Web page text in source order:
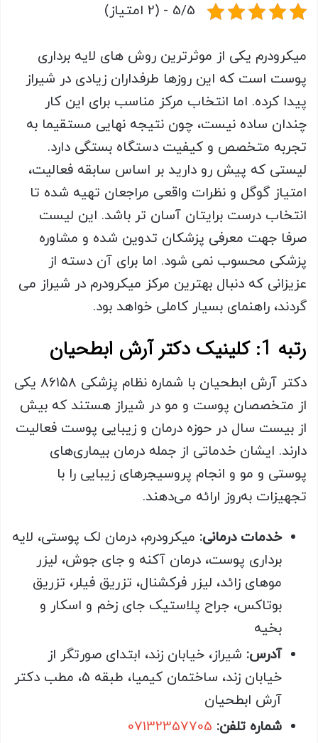
5/5 - (2 امتیاز)
میکرودرم یکی از موثرترین روش های لایه برداری
پوست است که این روزها طرفداران زیادی در شیراز
پیدا کرده. اما انتخاب مرکز مناسب برای این کار
چندان ساده نیست، چون نتیجه نهایی مستقیما به
تجربه متخصص و کیفیت دستگاه بستگی دارد.
لیستی که پیش رو دارید بر اساس سابقه فعالیت،
امتیاز گوگل و نظرات واقعی مراجعان تهیه شده تا
انتخاب درست برایتان آسان تر باشد. این لیست
صرفا جهت معرفی پزشکان تدوین شده و مشاوره
پزشکی محسوب نمی شود. اما برای آن دسته از
عزیزانی که دنبال بهترین مرکز میکرودرم در شیراز می
گردند، راهنمای بسیار کاملی خواهد بود.
رتبه 1: کلینیک دکتر آرش ابطحیان
دکتر آرش ابطحیان با شماره نظام پزشکی ۸۶۱۵۸ یکی
از متخصصان پوست و مو در شیراز هستند که بیش
از بیست سال در حوزه درمان و زیبایی پوست فعالیت
دارند. ایشان خدماتی از جمله درمان بیماری‌های
پوستی و مو و انجام پروسیجرهای زیبایی را با
تجهیزات به‌روز ارائه می‌دهند.
خدمات درمانی: میکرودرم، درمان لک پوستی، لایه
برداری پوست، درمان آکنه و جای جوش، لیزر
موهای زائد، لیزر فرکشنال، تزریق فیلر، تزریق
بوتاکس، جراح پلاستیک جای زخم و اسکار و
بخیه
آدرس: شیراز، خیابان زند، ابتدای صورتگر از
خیابان زند، ساختمان کیمیا، طبقه 5، مطب دکتر
آرش ابطحیان
شماره تلفن: 07132357705